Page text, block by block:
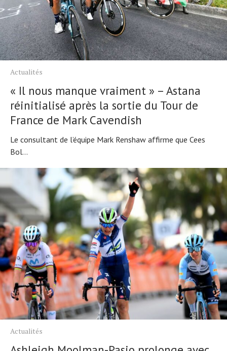
Actualités
« Il nous manque vraiment » – Astana
réinitialisé après la sortie du Tour de
France de Mark Cavendish
Le consultant de l’équipe Mark Renshaw affirme que Cees
Bol...
Actualités
Technologies
Tests de produits
Conseils
Tendances
Tous nos articles
À propos